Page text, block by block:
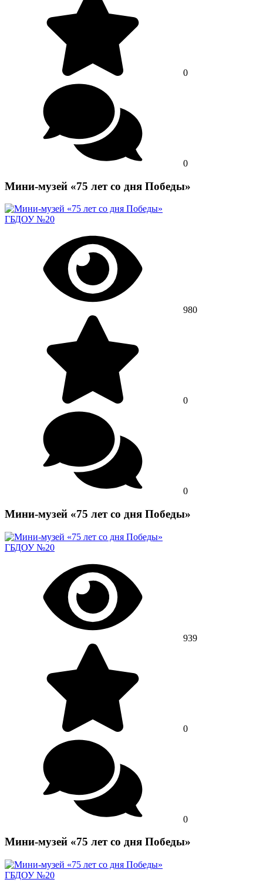
0
0
Мини-музей «75 лет со дня Победы»
ГБДОУ №20
980
0
0
Мини-музей «75 лет со дня Победы»
ГБДОУ №20
939
0
0
Мини-музей «75 лет со дня Победы»
ГБДОУ №20